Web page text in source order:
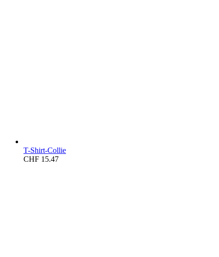
T-Shirt-Collie
CHF 15.47